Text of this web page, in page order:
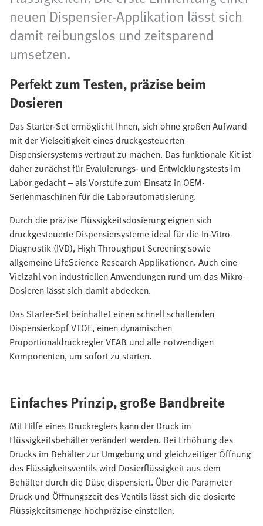
neuen Dispensier-Applikation lässt sich
damit reibungslos und zeitsparend
umsetzen.
Perfekt zum Testen, präzise beim
Dosieren
Das Starter-Set ermöglicht Ihnen, sich ohne großen Aufwand
mit der Vielseitigkeit eines druckgesteuerten
Dispensiersystems vertraut zu machen. Das funktionale Kit ist
daher zunächst für Evaluierungs- und Entwicklungstests im
Labor gedacht – als Vorstufe zum Einsatz in OEM-
Serienmaschinen für die Laborautomatisierung.
Durch die präzise Flüssigkeitsdosierung eignen sich
druckgesteuerte Dispensiersysteme ideal für die In-Vitro-
Diagnostik (IVD), High Throughput Screening sowie
allgemeine LifeScience Research Applikationen. Auch eine
Vielzahl von industriellen Anwendungen rund um das Mikro-
Dosieren lässt sich damit abdecken.
Das Starter-Set beinhaltet einen schnell schaltenden
Dispensierkopf VTOE, einen dynamischen
Proportionaldruckregler VEAB und alle notwendigen
Komponenten, um sofort zu starten.
Einfaches Prinzip, große Bandbreite
Mit Hilfe eines Druckreglers kann der Druck im
Flüssigkeitsbehälter verändert werden. Bei Erhöhung des
Drucks im Behälter zur Umgebung und gleichzeitiger Öffnung
des Flüssigkeitsventils wird Dosierflüssigkeit aus dem
Behälter durch die Düse dispensiert. Über die Parameter
Druck und Öffnungszeit des Ventils lässt sich die dosierte
Flüssigkeitsmenge hochpräzise einstellen.